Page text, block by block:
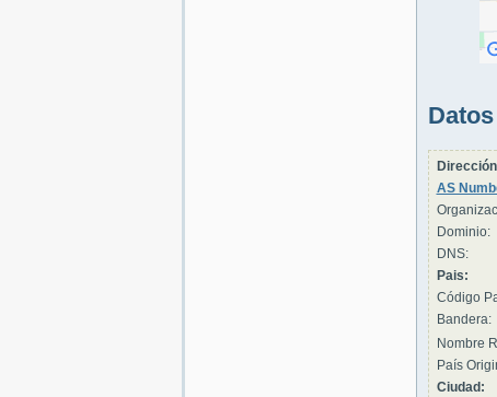
AS
Dominio:
DNS:
Pais:
Código
Bandera:
Nombre
País
Ciudad: